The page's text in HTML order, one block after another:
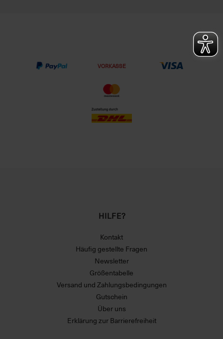
VORKASSE
HILFE?
Kontakt
Häufig gestellte Fragen
Newsletter
Größentabelle
Versand und Zahlungsbedingungen
Gutschein
Über uns
Erklärung zur Barrierefreiheit